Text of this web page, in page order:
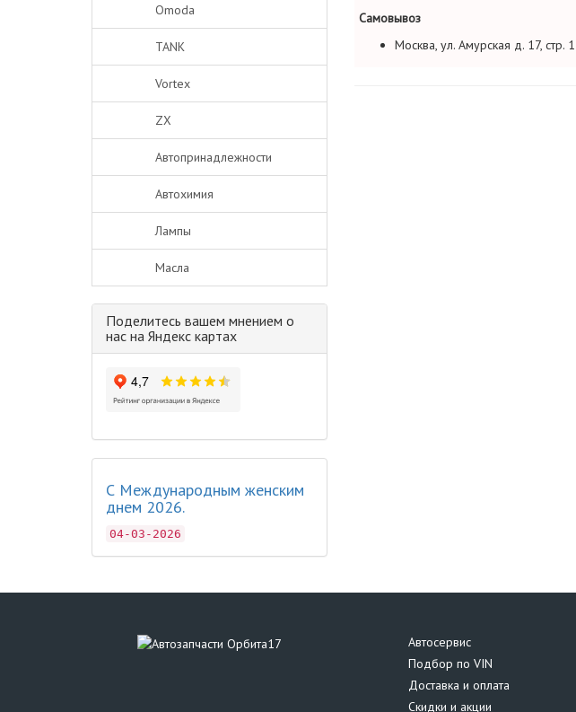
Omoda
TANK
Vortex
ZX
Автопринадлежности
Автохимия
Лампы
Масла
Поделитесь вашем мнением о
нас на Яндекс картах
С Международным женским
днем 2026.
04-03-2026
Самовывоз
Москва, ул. Амурская д. 17, стр.
Автосервис
Подбор по VIN
Доставка и оплата
Скидки и акции